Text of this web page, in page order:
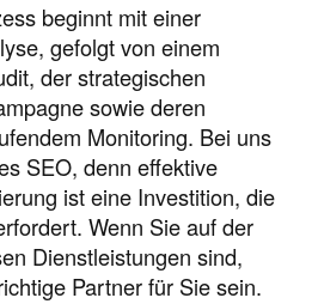
beginnt mit einer
gefolgt von einem
der strategischen
sowie deren
Monitoring. Bei uns
SEO, denn effektive
ist eine Investition, die
Wenn Sie auf der
Dienstleistungen sind,
Partner für Sie sein.